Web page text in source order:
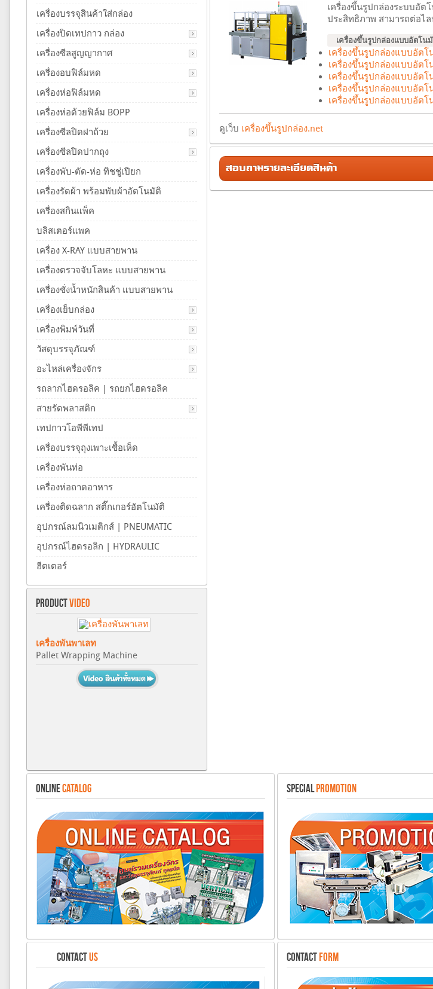
เครื่องขึ้นรูปกล่องระบบอัต
ประสิทธิภาพ สามารถต่อไ
เครื่องขึ้นรูปกล่องแบบอัตโน
เครื่องขึ้นรูปกล่องแบบอัตโ
เครื่องขึ้นรูปกล่องแบบอัตโ
เครื่องขึ้นรูปกล่องแบบอัตโ
เครื่องขึ้นรูปกล่องแบบอัตโ
เครื่องขึ้นรูปกล่องแบบอัตโ
ดูเว็บ เครื่องขึ้นรูปกล่อง.net
สอบถามรายละเอียดสินค้า
เครื่องบรรจุสินค้าใส่กล่อง
เครื่องปิดเทปกาว กล่อง
เครื่องซีลสูญญากาศ
เครื่องอบฟิล์มหด
เครื่องห่อฟิล์มหด
เครื่องห่อด้วยฟิล์ม BOPP
เครื่องซีลปิดฝาถ้วย
เครื่องซีลปิดปากถุง
เครื่องพับ-ตัด-ห่อ ทิชชู่เปียก
เครื่องรัดผ้า พร้อมพับผ้าอัตโนมัติ
เครื่องสกินแพ็ค
บลิสเตอร์แพค
เครื่อง X-RAY แบบสายพาน
เครื่องตรวจจับโลหะ แบบสายพาน
เครื่องชั่งน้ำหนักสินค้า แบบสายพาน
เครื่องเย็บกล่อง
เครื่องพิมพ์วันที่
วัสดุบรรจุภัณฑ์
อะไหล่เครื่องจักร
รถลากไฮดรอลิค | รถยกไฮดรอลิค
สายรัดพลาสติก
เทปกาวโอพีพีเทป
เครื่องบรรจุถุงเพาะเชื้อเห็ด
เครื่องพันท่อ
เครื่องห่อถาดอาหาร
เครื่องติดฉลาก สติ๊กเกอร์อัตโนมัติ
อุปกรณ์ลมนิวเมติกส์ | PNEUMATIC
อุปกรณ์ไฮดรอลิก | HYDRAULIC
ฮีตเตอร์
PRODUCTVIDEO
เครื่องพันพาเลท
Pallet Wrapping Machine
ONLINECATALOG SPECIALPROMOTION
CONTACTUS CONTACT FORM